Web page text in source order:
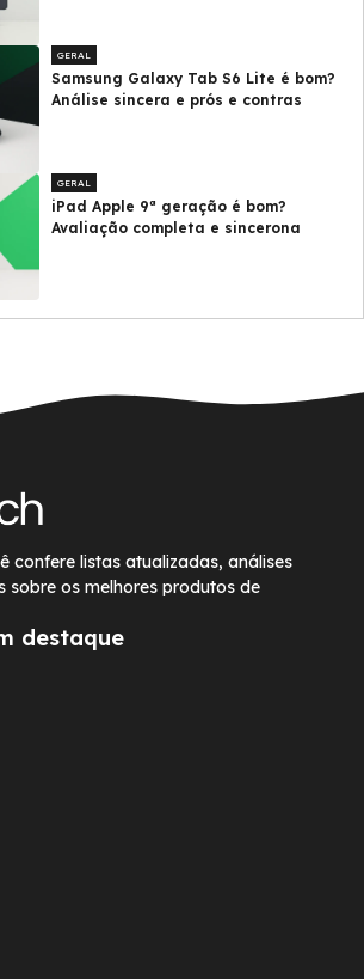
GERAL
Samsung Galaxy Tab S6 Lite é bom?
Análise sincera e prós e contras
GERAL
iPad Apple 9ª geração é bom?
Avaliação completa e sincerona
confere listas atualizadas, análises
sobre os melhores produtos de
destaque